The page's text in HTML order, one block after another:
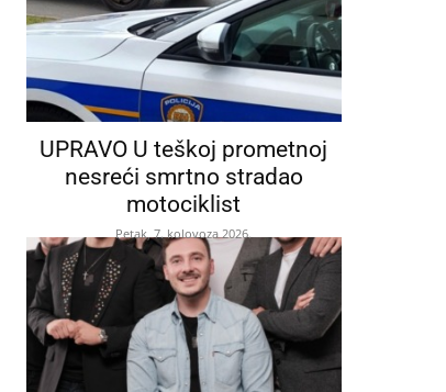
UPRAVO U teškoj prometnoj
nesreći smrtno stradao
motociklist
Petak, 7. kolovoza 2026.